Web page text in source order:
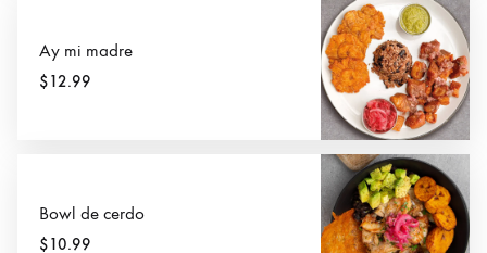
Ay mi madre
$12.99
Bowl de cerdo
$10.99